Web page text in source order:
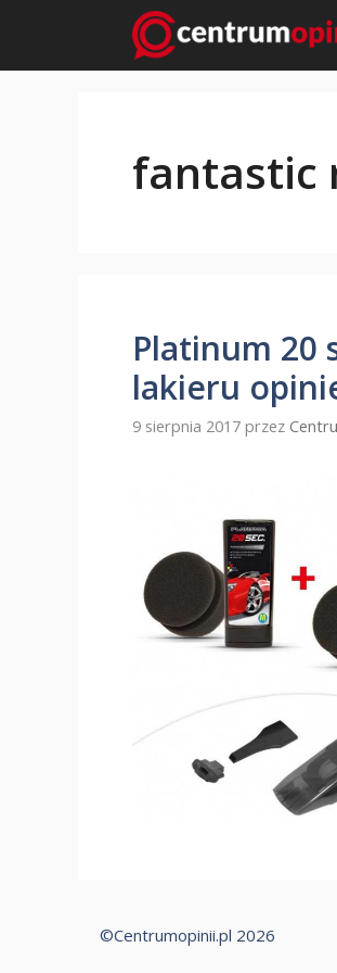
treści
fantastic
Platinum 20
lakieru
9 sierpnia 2017 przez
©Centrumopinii.pl 2026